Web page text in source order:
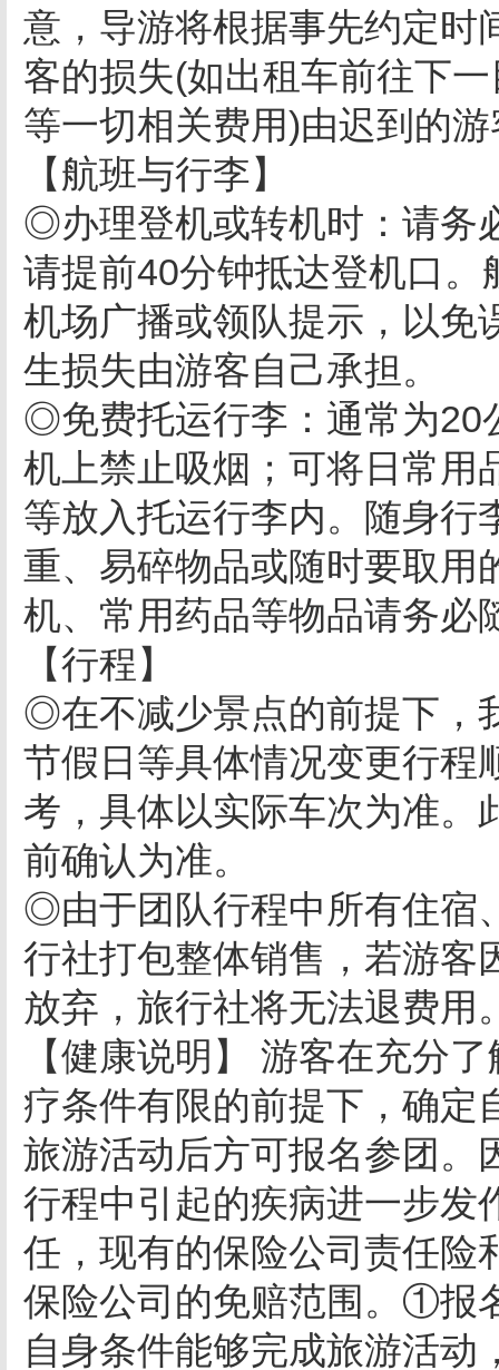
意，导游将根据事先约定时
客的损失(如出租车前往下
等一切相关费用)由迟到的
【航班与行李】
◎办理登机或转机时：请务
请提前40分钟抵达登机口
机场广播或领队提示，以免
生损失由游客自己承担。
◎免费托运行李：通常为20
机上禁止吸烟；可将日常用
等放入托运行李内。随身行
重、易碎物品或随时要取用
机、常用药品等物品请务必
【行程】
◎在不减少景点的前提下，
节假日等具体情况变更行程
考，具体以实际车次为准。
前确认为准。
◎由于团队行程中所有住宿
行社打包整体销售，若游客
放弃，旅行社将无法退费用
【健康说明】 游客在充分
疗条件有限的前提下，确定
旅游活动后方可报名参团。
行程中引起的疾病进一步发
任，现有的保险公司责任险
保险公司的免赔范围。①报
自身条件能够完成旅游活动